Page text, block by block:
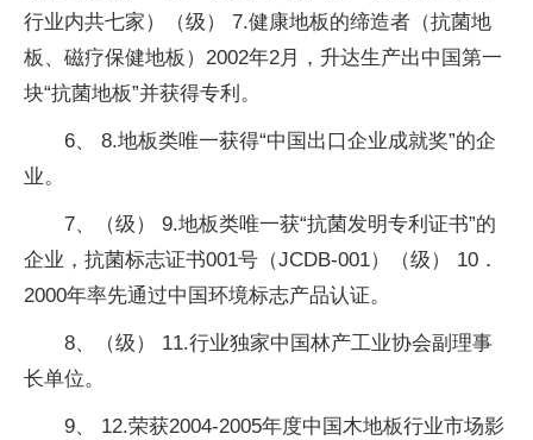
行业内共七家）（级） 7.健康地板的缔造者（抗菌地
板、磁疗保健地板）2002年2月，升达生产出中国第一
块“抗菌地板”并获得专利。
6、 8.地板类唯一获得“中国出口企业成就奖”的企
业。
7、（级） 9.地板类唯一获“抗菌发明专利证书”的
企业，抗菌标志证书001号（JCDB-001）（级） 10．
2000年率先通过中国环境标志产品认证。
8、（级） 11.行业独家中国林产工业协会副理事
长单位。
9、 12.荣获2004-2005年度中国木地板行业市场影